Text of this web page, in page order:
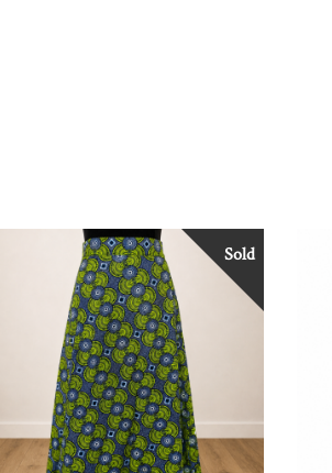
Sold
LIRE LA SUITE